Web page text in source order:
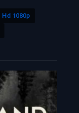
Hd 1080p